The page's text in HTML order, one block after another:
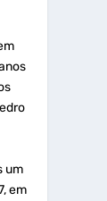
um
em